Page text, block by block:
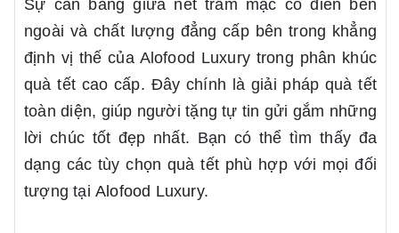
Sự cân bằng giữa nét trầm mặc cổ điển bên
ngoài và chất lượng đẳng cấp bên trong khẳng
định vị thế của Alofood Luxury trong phân khúc
quà tết cao cấp. Đây chính là giải pháp quà tết
toàn diện, giúp người tặng tự tin gửi gắm những
lời chúc tốt đẹp nhất. Bạn có thể tìm thấy đa
dạng các tùy chọn quà tết phù hợp với mọi đối
tượng tại Alofood Luxury.